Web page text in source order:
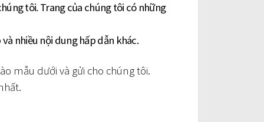
tôi. Trang của chúng tôi có những
nhiều nội dung hấp dẫn khác.
mẫu dưới và gửi cho chúng tôi.